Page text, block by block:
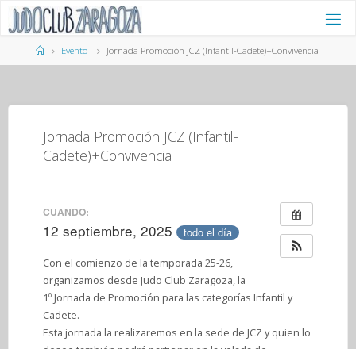
Saltar
contenidoPágina
de
Evento Jornada Promoción JCZ (Infantil-Cadete)+Convivencia
Jornada Promoción JCZ (Infantil-
Cadete)+Convivencia
CUANDO:
12 septiembre, 2025 todo el día
Con el comienzo de la temporada 25-26,
organizamos desde Judo Club Zaragoza, la
1º Jornada de Promoción para las categorías Infantil y
Cadete.
Esta jornada la realizaremos en la sede de JCZ y quien lo